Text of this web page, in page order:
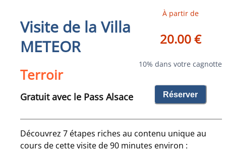
Visite de la Villa
METEOR
Terroir
Gratuit avec le Pass Alsace
À partir de
20.00 €
10% dans votre cagnotte
Réserver
Découvrez 7 étapes riches au contenu unique au
cours de cette visite de 90 minutes environ :